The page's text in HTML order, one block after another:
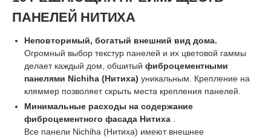
ПАНЕЛЕЙ НИТИХА
Неповторимый, богатый внешний вид дома.
Огромный выбор текстур панелей и их цветовой гаммы
делает каждый дом, обшитый фиброцементными
панелями Nichiha (Нитиха) уникальным. Крепление на
кляммер позволяет скрыть места крепления панелей.
Минимальные расходы на содержание
фиброцементного фасада Нитиха
Все панели Nichiha (Нитиха) имеют внешнее